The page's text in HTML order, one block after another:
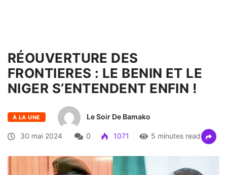
RÉOUVERTURE DES
FRONTIERES : LE BENIN ET LE
NIGER S’ENTENDENT ENFIN !
À LA UNE Le Soir De Bamako
30 mai 2024 0 1071 5 minutes read